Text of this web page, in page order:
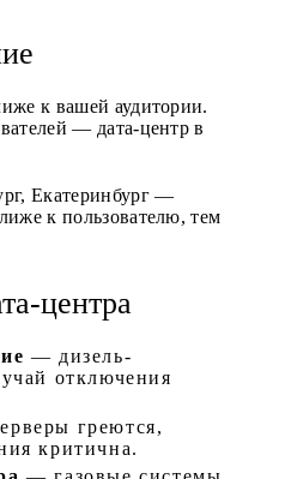
к вашей аудитории.
— дата-центр в
Екатеринбург —
к пользователю, тем
центра
— дизель-
отключения
греются,
критична.